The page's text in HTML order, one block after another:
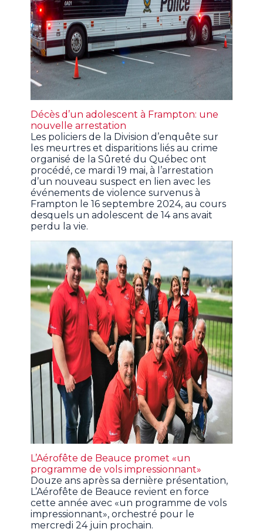
Décès d’un adolescent à Frampton: une
nouvelle arrestation
Les policiers de la Division d’enquête sur
les meurtres et disparitions liés au crime
organisé de la Sûreté du Québec ont
procédé, ce mardi 19 mai, à l’arrestation
d’un nouveau suspect en lien avec les
événements de violence survenus à
Frampton le 16 septembre 2024, au cours
desquels un adolescent de 14 ans avait
perdu la vie.
L’Aérofête de Beauce promet «un
programme de vols impressionnant»
Douze ans après sa dernière présentation,
L’Aérofête de Beauce revient en force
cette année avec «un programme de vols
impressionnant», orchestré pour le
mercredi 24 juin prochain.